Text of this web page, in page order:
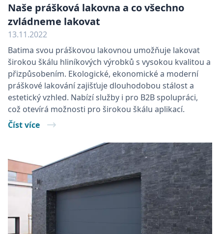
Naše prášková lakovna a co všechno
zvládneme lakovat
13.11.2022
Batima svou práškovou lakovnou umožňuje lakovat
širokou škálu hliníkových výrobků s vysokou kvalitou a
přizpůsobením. Ekologické, ekonomické a moderní
práškové lakování zajišťuje dlouhodobou stálost a
estetický vzhled. Nabízí služby i pro B2B spolupráci,
což otevírá možnosti pro širokou škálu aplikací.
Číst více